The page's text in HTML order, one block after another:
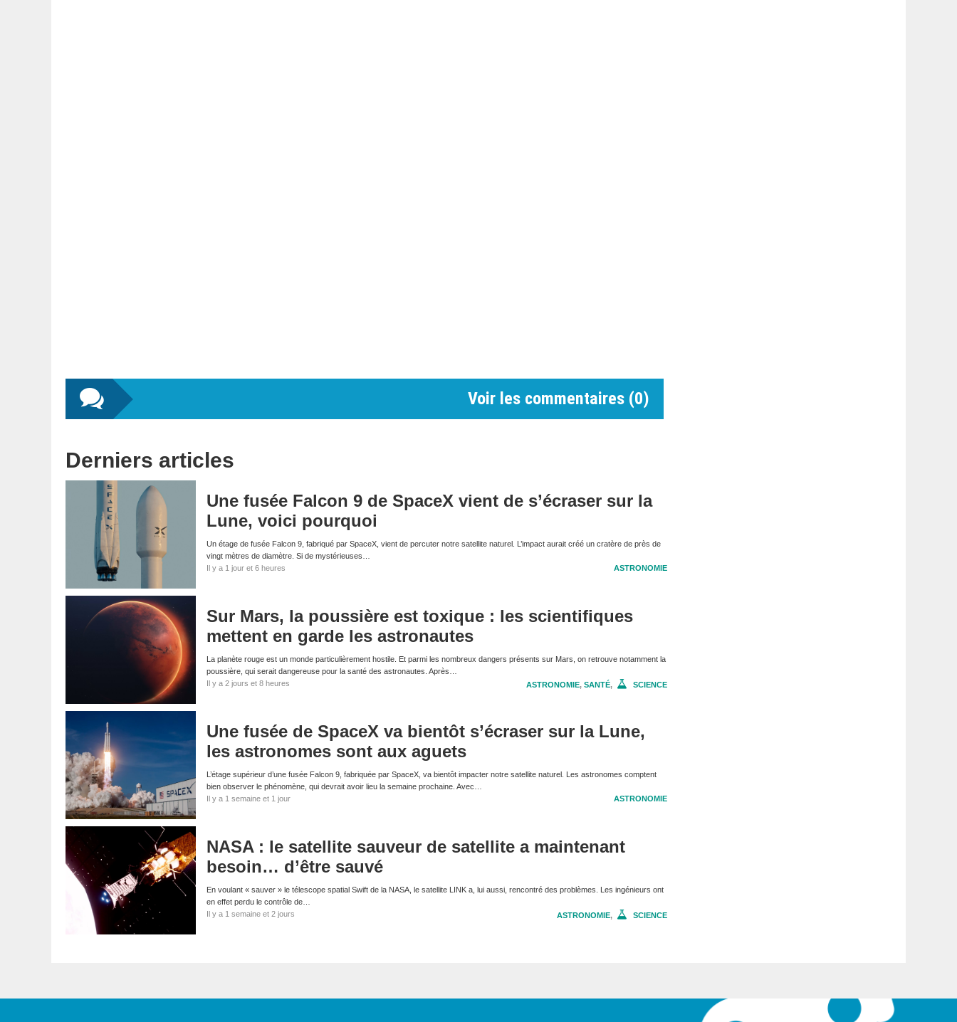
Voir les commentaires (0)
Derniers articles
Une fusée Falcon 9 de SpaceX vient de s’écraser sur la
Lune, voici pourquoi
Un étage de fusée Falcon 9, fabriqué par SpaceX, vient de percuter notre satellite naturel. L’impact aurait créé un cratère de près de
vingt mètres de diamètre. Si de mystérieuses…
Il y a 1 jour et 6 heures
ASTRONOMIE
Sur Mars, la poussière est toxique : les scientifiques
mettent en garde les astronautes
La planète rouge est un monde particulièrement hostile. Et parmi les nombreux dangers présents sur Mars, on retrouve notamment la
poussière, qui serait dangereuse pour la santé des astronautes. Après…
Il y a 2 jours et 8 heures
ASTRONOMIE, SANTÉ, SCIENCE
Une fusée de SpaceX va bientôt s’écraser sur la Lune,
les astronomes sont aux aguets
L’étage supérieur d’une fusée Falcon 9, fabriquée par SpaceX, va bientôt impacter notre satellite naturel. Les astronomes comptent
bien observer le phénomène, qui devrait avoir lieu la semaine prochaine. Avec…
Il y a 1 semaine et 1 jour
ASTRONOMIE
NASA : le satellite sauveur de satellite a maintenant
besoin… d’être sauvé
En voulant « sauver » le télescope spatial Swift de la NASA, le satellite LINK a, lui aussi, rencontré des problèmes. Les ingénieurs ont
en effet perdu le contrôle de…
Il y a 1 semaine et 2 jours
ASTRONOMIE, SCIENCE